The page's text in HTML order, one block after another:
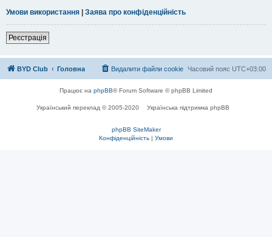
Умови використання | Заява про конфіденційність
Реєстрація
BYD Club Головна Часовий пояс UTC+03:00
Видалити файли cookie
Працює на phpBB® Forum Software © phpBB Limited
Український переклад © 2005-2020 Українська підтримка phpBB
phpBB SiteMaker
Конфіденційність | Умови